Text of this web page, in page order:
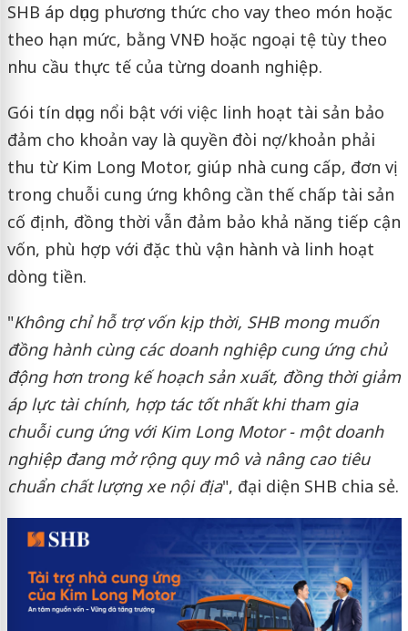
SHB áp dụng phương thức cho vay theo món hoặc
theo hạn mức, bằng VNĐ hoặc ngoại tệ tùy theo
nhu cầu thực tế của từng doanh nghiệp.
Gói tín dụng nổi bật với việc linh hoạt tài sản bảo
đảm cho khoản vay là quyền đòi nợ/khoản phải
thu từ Kim Long Motor, giúp nhà cung cấp, đơn vị
trong chuỗi cung ứng không cần thế chấp tài sản
cố định, đồng thời vẫn đảm bảo khả năng tiếp cận
vốn, phù hợp với đặc thù vận hành và linh hoạt
dòng tiền.
"Không chỉ hỗ trợ vốn kịp thời, SHB mong muốn
đồng hành cùng các doanh nghiệp cung ứng chủ
động hơn trong kế hoạch sản xuất, đồng thời giảm
áp lực tài chính, hợp tác tốt nhất khi tham gia
chuỗi cung ứng với Kim Long Motor - một doanh
nghiệp đang mở rộng quy mô và nâng cao tiêu
chuẩn chất lượng xe nội địa", đại diện SHB chia sẻ.